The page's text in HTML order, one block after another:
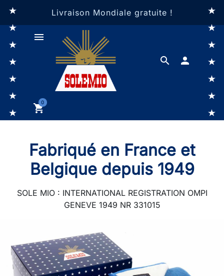
Livraison Mondiale gratuite !
search
menu

shopping_cart
0
Fabriqué en France et
Belgique depuis 1949
SOLE MIO : INTERNATIONAL REGISTRATION OMPI
GENEVE 1949 NR 331015